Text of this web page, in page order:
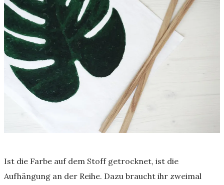
Ist die Farbe auf dem Stoff getrocknet, ist die
Aufhängung an der Reihe. Dazu braucht ihr zweimal